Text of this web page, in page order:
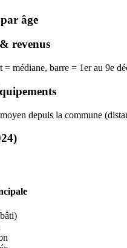
âge
revenus
= médiane, barre = 1er au 9e
depuis la commune